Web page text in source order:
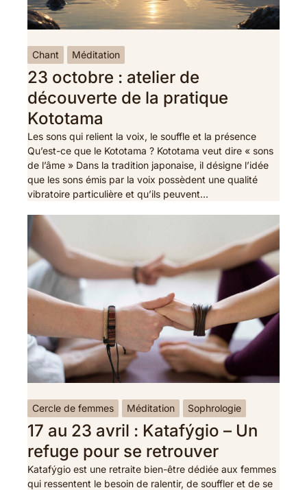
Chant Méditation
23 octobre : atelier de
découverte de la pratique
Kototama
Les sons qui relient la voix, le souffle et la présence
Qu’est-ce que le Kototama ? Kototama veut dire « sons
de l’âme » Dans la tradition japonaise, il désigne l’idée
que les sons émis par la voix possèdent une qualité
vibratoire particulière et qu’ils peuvent…
Cercle de femmes Méditation Sophrologie
17 au 23 avril : Katafýgio – Un
refuge pour se retrouver
Katafýgio est une retraite bien-être dédiée aux femmes
qui ressentent le besoin de ralentir, de souffler et de se